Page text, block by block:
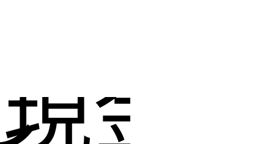
金